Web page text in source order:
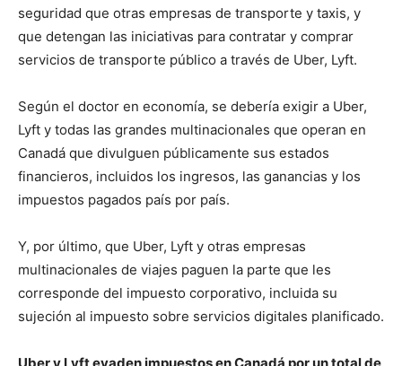
seguridad que otras empresas de transporte y taxis, y
que detengan las iniciativas para contratar y comprar
servicios de transporte público a través de Uber, Lyft.
Según el doctor en economía, se debería exigir a Uber,
Lyft y todas las grandes multinacionales que operan en
Canadá que divulguen públicamente sus estados
financieros, incluidos los ingresos, las ganancias y los
impuestos pagados país por país.
Y, por último, que Uber, Lyft y otras empresas
multinacionales de viajes paguen la parte que les
corresponde del impuesto corporativo, incluida su
sujeción al impuesto sobre servicios digitales planificado.